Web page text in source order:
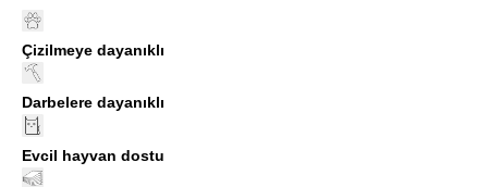
Çizilmeye dayanıklı
Darbelere dayanıklı
Evcil hayvan dostu